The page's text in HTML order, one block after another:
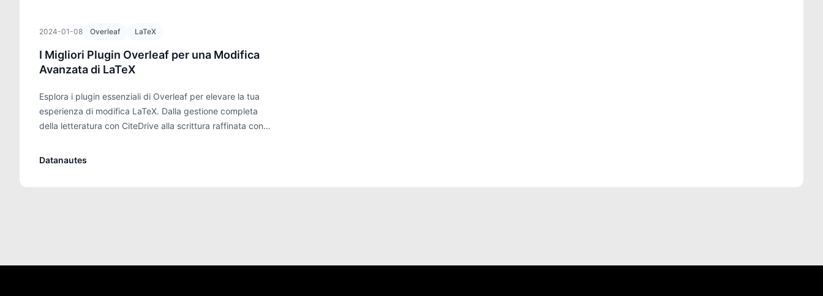
2024-01-08 Overleaf LaTeX
I Migliori Plugin Overleaf per una Modifica
Avanzata di LaTeX
Esplora i plugin essenziali di Overleaf per elevare la tua
esperienza di modifica LaTeX. Dalla gestione completa
della letteratura con CiteDrive alla scrittura raffinata con
flusso di lavoro.
Datanautes